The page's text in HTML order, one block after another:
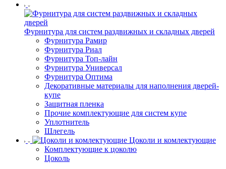
Фурнитура для систем раздвижных и складных дверей
Фурнитура Рамир
Фурнитура Риал
Фурнитура Топ-лайн
Фурнитура Универсал
Фурнитура Оптима
Декоративные материалы для наполнения дверей-
купе
Защитная пленка
Прочие комплектующие для систем купе
Уплотнитель
Шлегель
Цоколи и комлектующие
Комплектующие к цоколю
Цоколь